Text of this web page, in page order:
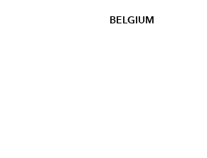
BELGIUM